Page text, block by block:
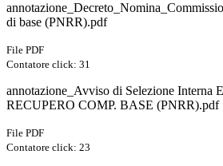
di base (PNRR).pdf
File PDF
Contatore click: 31
annotazione_Avviso di Selezione Interna
RECUPERO COMP. BASE (PNRR).pdf
File PDF
Contatore click: 23